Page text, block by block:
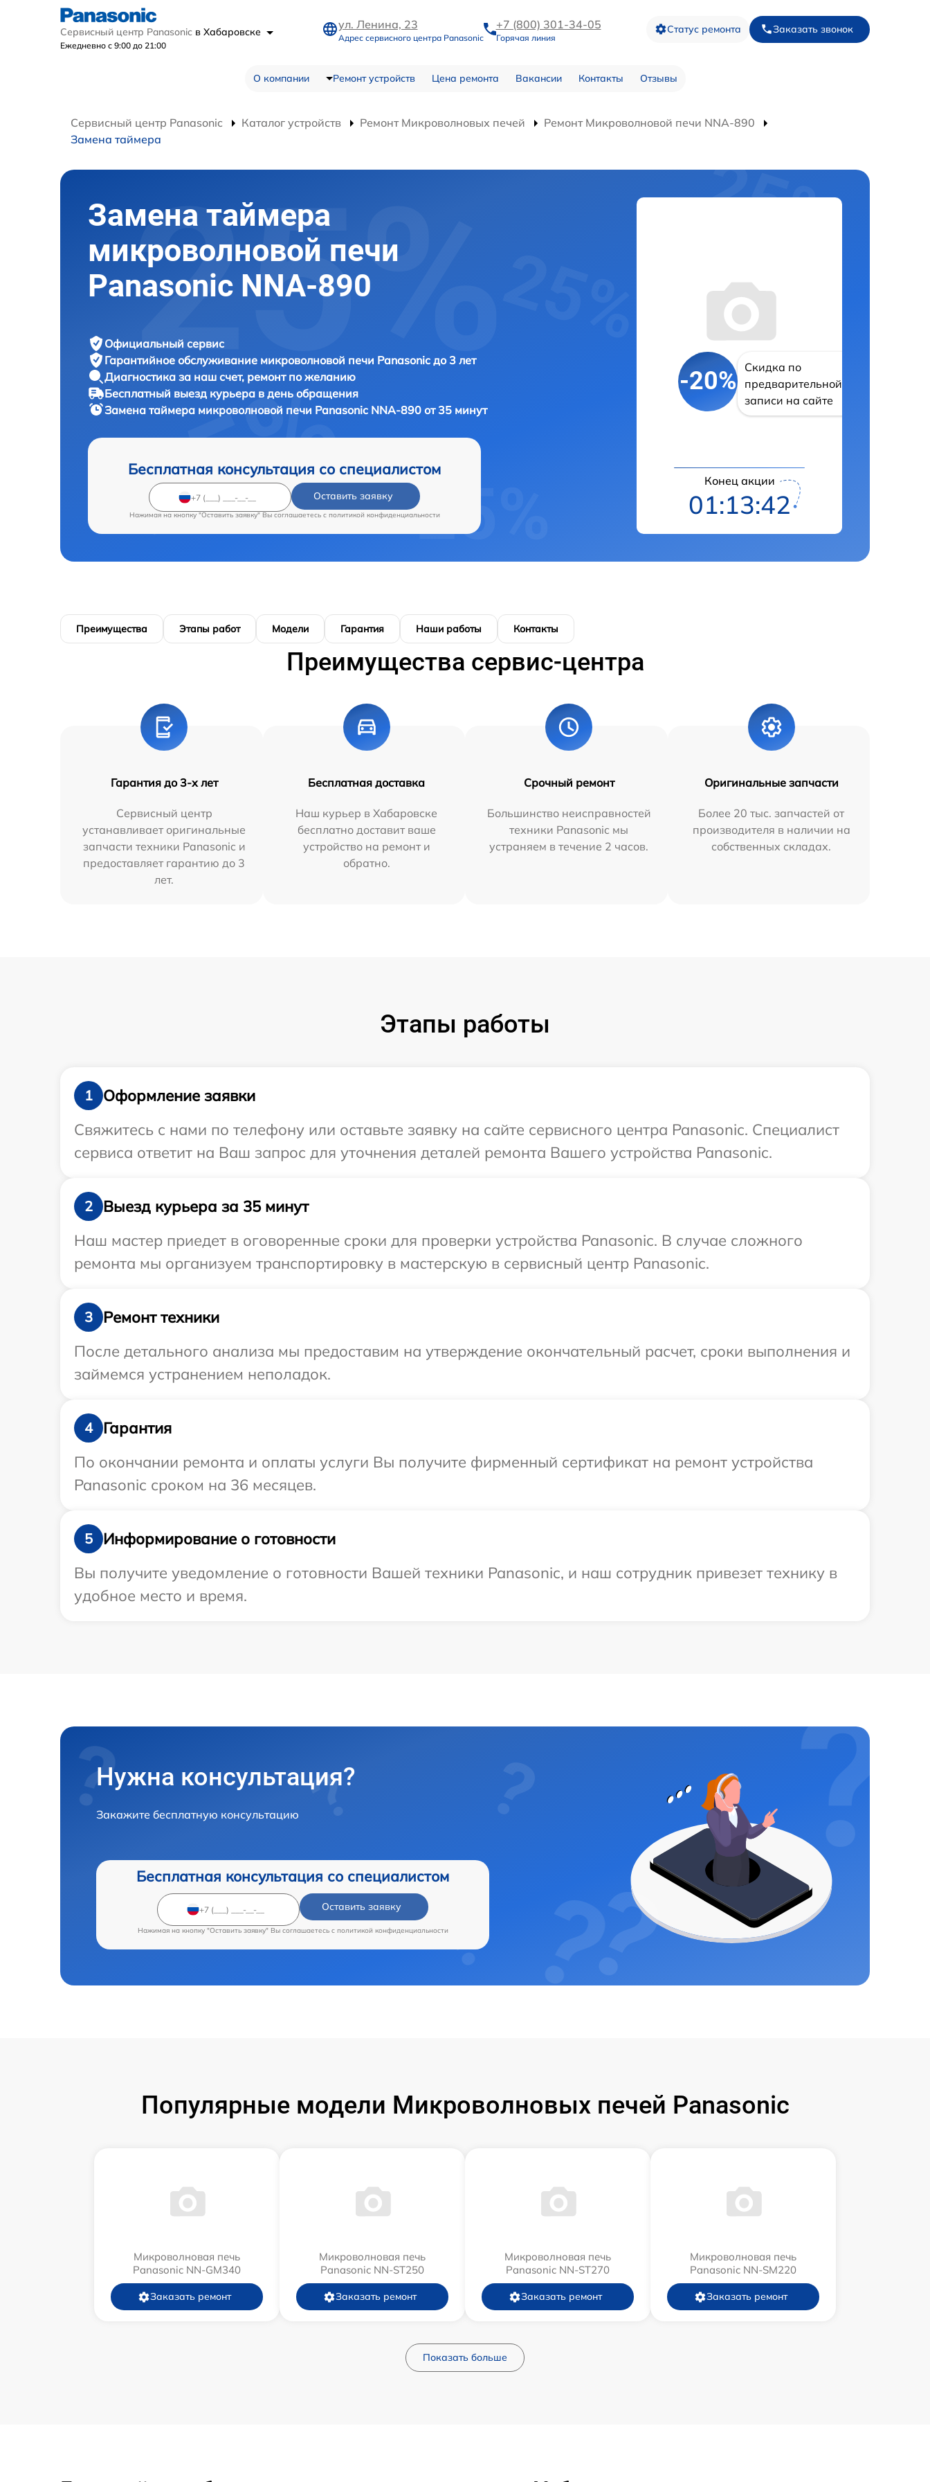
Сервисный центр Panasonic в Хабаровске
Ежедневно с 9:00 до 21:00
ул. Ленина, 23
Адрес сервисного центра Panasonic
+7 (800) 301-34-05
Горячая линия
Статус ремонта Заказать звонок
О компании Ремонт устройств Цена ремонта Вакансии Контакты Отзывы
Сервисный центр Panasonic Каталог устройств Ремонт Микроволновых печей
Ремонт Микроволновой печи NNA-890
Замена таймера
Замена таймера
микроволновой печи
Panasonic NNA-890
Официальный сервис
Гарантийное обслуживание микроволновой печи Panasonic до 3 лет
Диагностика за наш счет, ремонт по желанию
Бесплатный выезд курьера в день обращения
Замена таймера микроволновой печи Panasonic NNA-890 от 35 минут
Бесплатная консультация со специалистом
Оставить заявку
Нажимая на кнопку "Оставить заявку" Вы соглашаетесь c политикой конфиденциальности
-20%
Скидка по
предварительной
записи на сайте
Конец акции
01:13:42
Преимущества Этапы работ Модели Гарантия Наши работы Контакты
Преимущества сервис-центра
Гарантия до 3-х лет
Сервисный центр
устанавливает оригинальные
запчасти техники Panasonic и
предоставляет гарантию до 3
лет.
Бесплатная доставка
Наш курьер в Хабаровске
бесплатно доставит ваше
устройство на ремонт и
обратно.
Срочный ремонт
Большинство неисправностей
техники Panasonic мы
устраняем в течение 2 часов.
Оригинальные запчасти
Более 20 тыс. запчастей от
производителя в наличии на
собственных складах.
Этапы работы
1
Оформление заявки
Свяжитесь с нами по телефону или оставьте заявку на сайте сервисного центра Panasonic. Специалист
сервиса ответит на Ваш запрос для уточнения деталей ремонта Вашего устройства Panasonic.
2
Выезд курьера за 35 минут
Наш мастер приедет в оговоренные сроки для проверки устройства Panasonic. В случае сложного
ремонта мы организуем транспортировку в мастерскую в сервисный центр Panasonic.
3
Ремонт техники
После детального анализа мы предоставим на утверждение окончательный расчет, сроки выполнения и
займемся устранением неполадок.
4
Гарантия
По окончании ремонта и оплаты услуги Вы получите фирменный сертификат на ремонт устройства
Panasonic сроком на 36 месяцев.
5
Информирование о готовности
Вы получите уведомление о готовности Вашей техники Panasonic, и наш сотрудник привезет технику в
удобное место и время.
Нужна консультация?
Закажите бесплатную консультацию
Бесплатная консультация со специалистом
Оставить заявку
Нажимая на кнопку "Оставить заявку" Вы соглашаетесь c политикой конфиденциальности
Популярные модели Микроволновых печей Panasonic
Микроволновая печь
Panasonic NN-GM340
Заказать ремонт
Микроволновая печь
Panasonic NN-ST250
Заказать ремонт
Микроволновая печь
Panasonic NN-ST270
Заказать ремонт
Микроволновая печь
Panasonic NN-SM220
Заказать ремонт
Показать больше